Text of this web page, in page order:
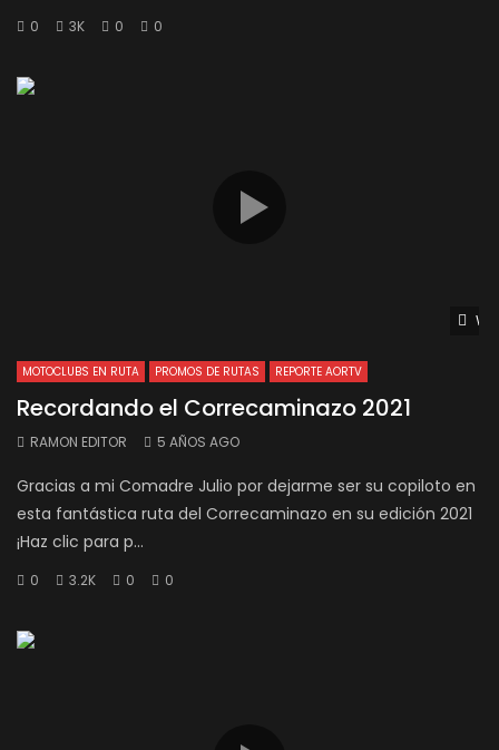
0 3K 0 0
MOTOCLUBS EN RUTA PROMOS DE RUTAS REPORTE AORTV
Recordando el Correcaminazo 2021
RAMON EDITOR 5 AÑOS AGO
Gracias a mi Comadre Julio por dejarme ser su copiloto en
esta fantástica ruta del Correcaminazo en su edición 2021
¡Haz clic para p...
0 3.2K 0 0